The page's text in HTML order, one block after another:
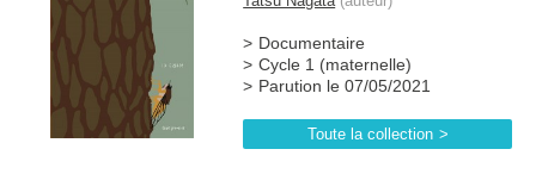
Documentaire
Cycle 1 (maternelle)
Parution le 07/05/2021
Toute la collection